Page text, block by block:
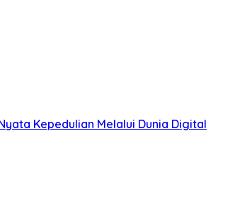
Kepedulian Melalui Dunia Digital